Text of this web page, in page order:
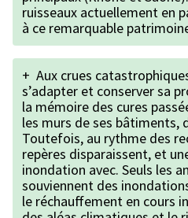
ruisseaux actuellement en
à ce remarquable
+ Aux crues
s’adapter et conserver sa
la mémoire des cures
les murs de ses bâtiments,
Toutefois, au rythme des
repères disparaissent, et
inondation avec. Seuls les
souviennent des
le réchauffement en cours